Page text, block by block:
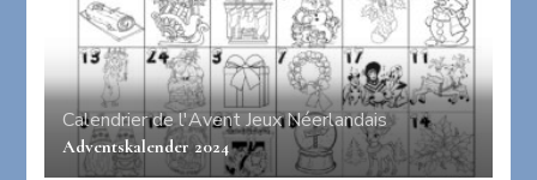
Calendrier de l'Avent Jeux Néerlandais
Adventskalender 2024